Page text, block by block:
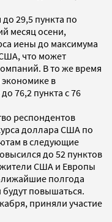
29,5 пункта по
месяц осени,
иены до максимума
что может
В то же время
в
76,2 пункта с 76
респондентов
доллара США по
в следующие
до 52 пунктов
жители США и Европы
полгода
повышаться.
приняли участие